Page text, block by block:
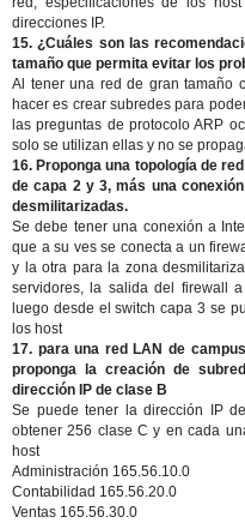
direcciones IP.
15. ¿Cuáles son las
tamaño que permita evitar los
Al tener una red de gran tamaño
hacer es crear subredes para
las preguntas de protocolo ARP
solo se utilizan ellas y no se
16. Proponga una topología de
de capa 2 y 3, más una
desmilitarizadas.
Se debe tener una conexión a
que a su ves se conecta a un
y la otra para la zona
servidores, la salida del firewall
luego desde el switch capa 3 se
los host
17. para una red LAN de
proponga la creación de
dirección IP de clase B
Se puede tener la dirección IP
obtener 256 clase C y en cada
host
Administración 165.56.10.0
Contabilidad 165.56.20.0
Ventas 165.56.30.0